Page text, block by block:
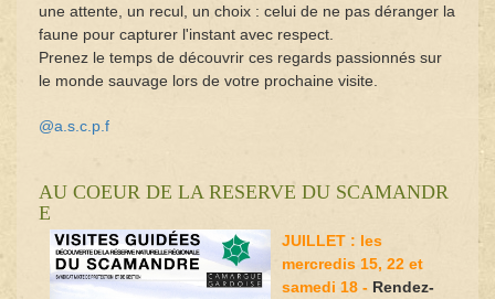
une attente, un recul, un choix : celui de ne pas déranger la
faune pour capturer l'instant avec respect.
Prenez le temps de découvrir ces regards passionnés sur
le monde sauvage lors de votre prochaine visite.
@a.s.c.p.f
AU COEUR DE LA RESERVE DU SCAMANDR
E
JUILLET : les
mercredis 15, 22 et
samedi 18 - Rendez-